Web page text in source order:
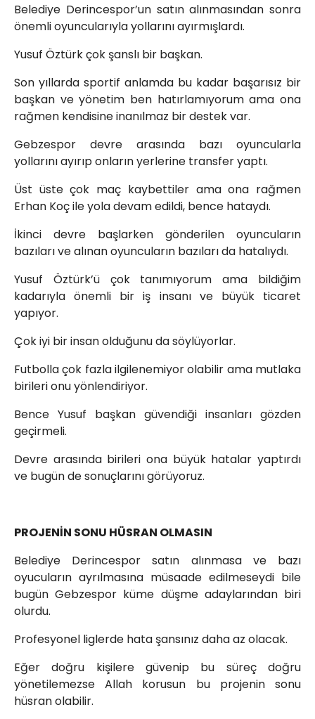
Belediye Derincespor’un satın alınmasından sonra
önemli oyuncularıyla yollarını ayırmışlardı.
Yusuf Öztürk çok şanslı bir başkan.
Son yıllarda sportif anlamda bu kadar başarısız bir
başkan ve yönetim ben hatırlamıyorum ama ona
rağmen kendisine inanılmaz bir destek var.
Gebzespor devre arasında bazı oyuncularla
yollarını ayırıp onların yerlerine transfer yaptı.
Üst üste çok maç kaybettiler ama ona rağmen
Erhan Koç ile yola devam edildi, bence hataydı.
İkinci devre başlarken gönderilen oyuncuların
bazıları ve alınan oyuncuların bazıları da hatalıydı.
Yusuf Öztürk’ü çok tanımıyorum ama bildiğim
kadarıyla önemli bir iş insanı ve büyük ticaret
yapıyor.
Çok iyi bir insan olduğunu da söylüyorlar.
Futbolla çok fazla ilgilenemiyor olabilir ama mutlaka
birileri onu yönlendiriyor.
Bence Yusuf başkan güvendiği insanları gözden
geçirmeli.
Devre arasında birileri ona büyük hatalar yaptırdı
ve bugün de sonuçlarını görüyoruz.
PROJENİN SONU HÜSRAN OLMASIN
Belediye Derincespor satın alınmasa ve bazı
oyucuların ayrılmasına müsaade edilmeseydi bile
bugün Gebzespor küme düşme adaylarından biri
olurdu.
Profesyonel liglerde hata şansınız daha az olacak.
Eğer doğru kişilere güvenip bu süreç doğru
yönetilemezse Allah korusun bu projenin sonu
hüsran olabilir.